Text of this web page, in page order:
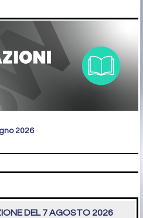
2026
DEL 7 AGOSTO 2026